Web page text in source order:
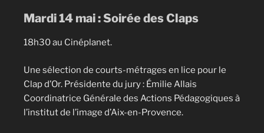
Mardi 14 mai : Soirée des Claps
18h30 au Cinéplanet.
Une sélection de courts-métrages en lice pour le
Clap d’Or. Présidente du jury : Émilie Allais
Coordinatrice Générale des Actions Pédagogiques à
l’institut de l’image d’Aix-en-Provence.